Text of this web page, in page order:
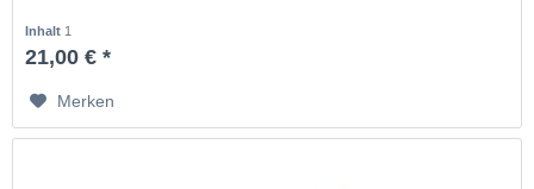
Inhalt 1
21,00 € *
Merken